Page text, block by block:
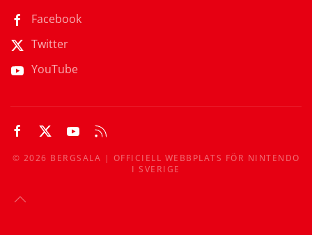
Facebook
Twitter
YouTube
© 2026 BERGSALA | OFFICIELL WEBBPLATS FÖR NINTENDO
I SVERIGE